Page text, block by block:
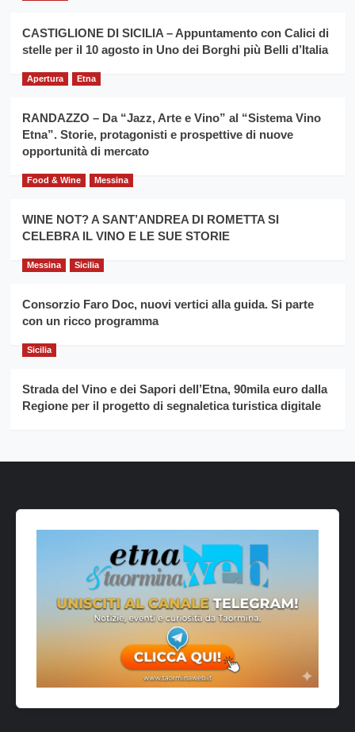
la
filiera
grano
per
il
anno
Franco
Caruso
CASTIGLIONE DI SICILIA – Appuntamento con Calici di
stelle per il 10 agosto in Uno dei Borghi più Belli d’Italia
Apertura Etna
RANDAZZO – Da “Jazz, Arte e Vino” al “Sistema Vino
Etna”. Storie, protagonisti e prospettive di nuove
opportunità di mercato
Food & Wine Messina
WINE NOT? A SANT’ANDREA DI ROMETTA SI
CELEBRA IL VINO E LE SUE STORIE
Messina Sicilia
Consorzio Faro Doc, nuovi vertici alla guida. Si parte
con un ricco programma
Sicilia
Strada del Vino e dei Sapori dell’Etna, 90mila euro dalla
Regione per il progetto di segnaletica turistica digitale